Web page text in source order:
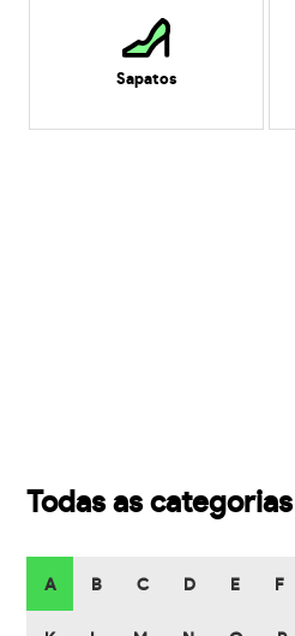
Sapatos
Todas as categorias
A B C D E F